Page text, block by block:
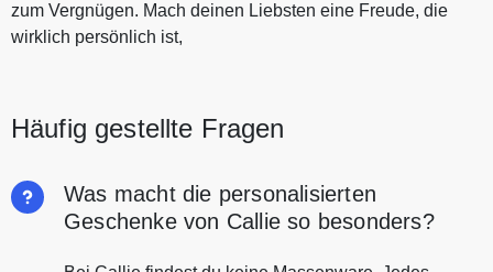
zum Vergnügen. Mach deinen Liebsten eine Freude, die
wirklich persönlich ist,
Häufig gestellte Fragen
Was macht die personalisierten
Geschenke von Callie so besonders?